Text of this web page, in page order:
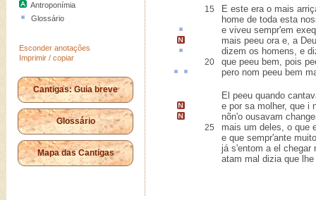
Antroponímia
Glossário
Esconder anotações
Imprimir / copiar
Cantigas: Guia breve
Glossário
Mapa das Cantigas
15
E este era o mais
home de toda esta
e viveu sempr'em
mais peeu ora e, a
dizem os homens, e
20
que peeu bem, pois
pero nom peeu bem
El peeu quando
e por sa molher, que i
nõn'o ousavam
25
mais um deles, o que
e que sempr'ante
já s'entom a el chegar
atam mal dizia que